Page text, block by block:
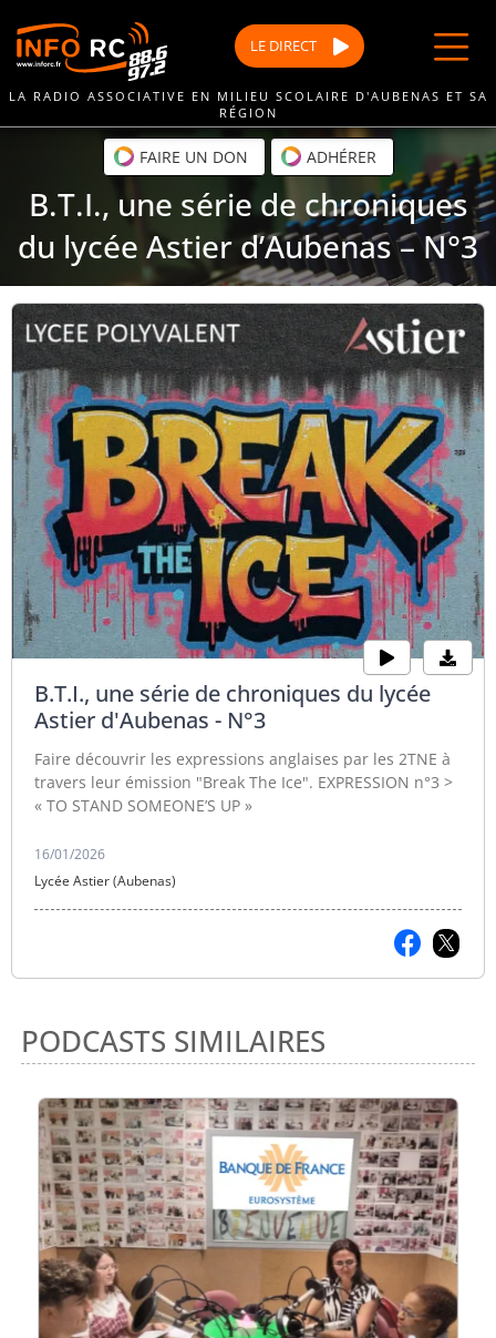
au
contenu
LE DIRECT
LA RADIO ASSOCIATIVE EN MILIEU SCOLAIRE D'AUBENAS ET SA
RÉGION
FAIRE UN DON ADHÉRER
B.T.I., une série de chroniques
du lycée Astier d’Aubenas – N°3
B.T.I., une série de chroniques du lycée
Astier d'Aubenas - N°3
Faire découvrir les expressions anglaises par les 2TNE à
travers leur émission "Break The Ice". EXPRESSION n°3 >
« TO STAND SOMEONE’S UP »
16/01/2026
Lycée Astier (Aubenas)
PODCASTS SIMILAIRES